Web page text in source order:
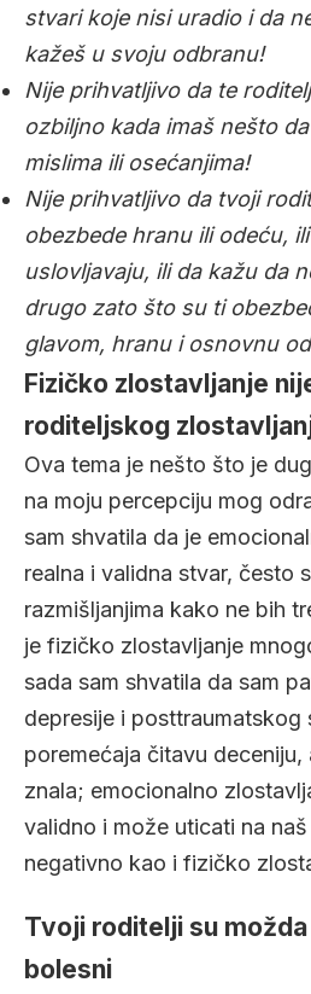
stvari koje nisi uradio i da
kažeš u svoju odbranu!
Nije prihvatljivo da te
ozbiljno kada imaš nešto
mislima ili osećanjima!
Nije prihvatljivo da tvoji
obezbede hranu ili odeću,
uslovljavaju, ili da kažu da
drugo zato što su ti
glavom, hranu i osnovnu
Fizičko zlostavljanje
roditeljskog
Ova tema je nešto što je
na moju percepciju mog
sam shvatila da je
realna i validna stvar, često
razmišljanjima kako ne bih
je fizičko zlostavljanje
sada sam shvatila da sam
depresije i posttraumatskog
poremećaja čitavu deceniju,
znala; emocionalno
validno i može uticati na
negativno kao i fizičko
Tvoji roditelji su
bolesni